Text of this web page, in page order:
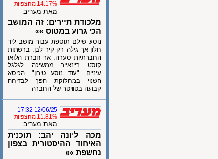
14.17% מהצפיות
מאת מעריב
מלכודת תיירים: זה המושב
הכי גרוע במטוס »»
נוסע שילם תוספת עבור מושב ליד
חלון אך גילה רק קיר לבן. ברשתות
החברתיות סערה, אך חברת הלואו
קוסט ריינאייר ממשיכה לגלגל
עיניים: "עוד נוסע טירון". הכיסא
השנוי במחלוקת הפך לבדיחה
קבועה בטוויטר של החברה
12/06/25 17:32
11.81% מהצפיות
מאת מעריב
מכה ליונה יהב: תוכנית
האיחוד ההיסטורית בצפון
נחשפת »»